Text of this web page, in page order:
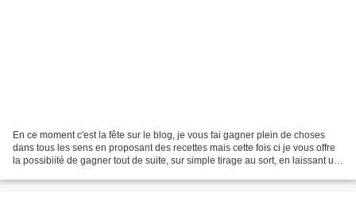
En ce moment c'est la fête sur le blog, je vous fai gagner plein de choses
dans tous les sens en proposant des recettes mais cette fois ci je vous offre
la possibiité de gagner tout de suite, sur simple tirage au sort, en laissant un